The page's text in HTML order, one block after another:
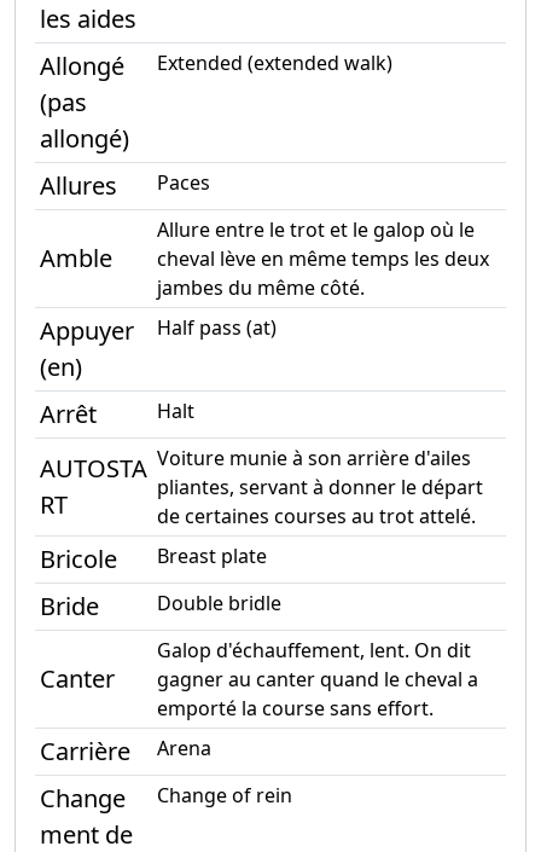
les aides
Allongé
(pas
allongé)
Extended (extended walk)
Allures Paces
Amble
Allure entre le trot et le galop où le
cheval lève en même temps les deux
jambes du même côté.
Appuyer
(en)
Half pass (at)
Arrêt Halt
AUTOSTA
RT
Voiture munie à son arrière d'ailes
pliantes, servant à donner le départ
de certaines courses au trot attelé.
Bricole Breast plate
Bride Double bridle
Canter
Galop d'échauffement, lent. On dit
gagner au canter quand le cheval a
emporté la course sans effort.
Carrière Arena
Change
ment de
Change of rein